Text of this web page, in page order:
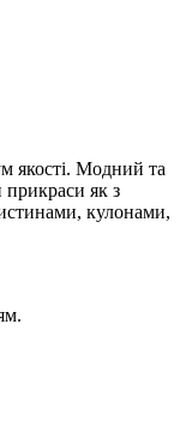
якості. Модний та
прикраси як з
кулонами,